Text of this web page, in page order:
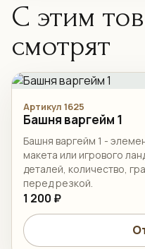
С этим
смотрят
Артикул 1625
Башня варгейм 1
Башня варгейм 1 -
макета или игрового
деталей, количество,
перед резкой.
1 200 ₽